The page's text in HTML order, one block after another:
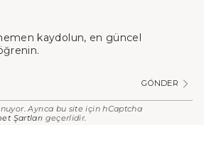
kaydolun, en güncel
GÖNDER
Ayrıca bu site için hCaptcha
Şartları geçerlidir.